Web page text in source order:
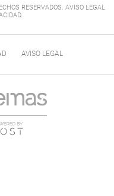
RESERVADOS. AVISO LEGAL
.
AVISO LEGAL